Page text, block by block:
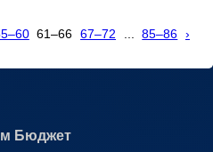
61–66 67–72 85–86 ›
Бюджет